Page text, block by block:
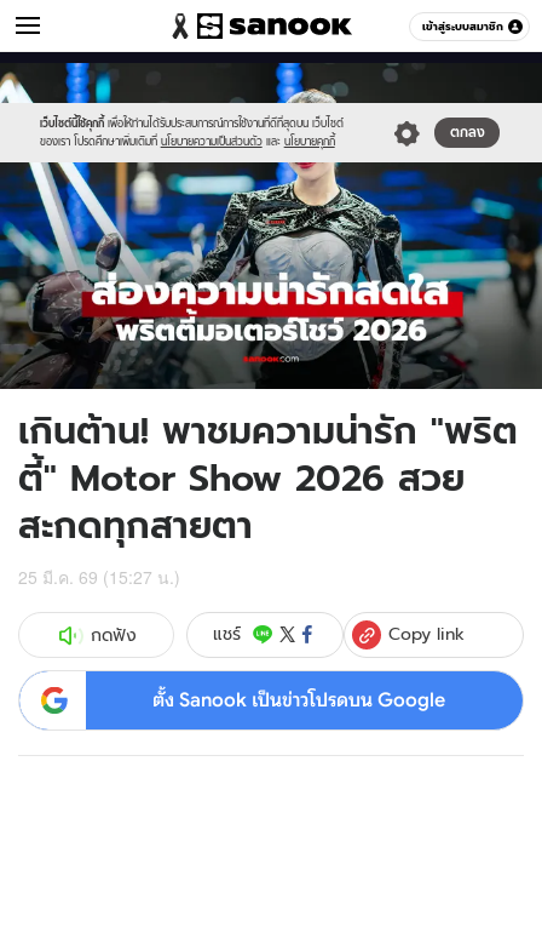
เข้าสู่ระบบสมาชิก
รถยนต์ หมวดอื่นๆ
เว็บไซต์นี้ใช้คุกกี้ เพื่อให้ท่านได้รับประสบการณ์การใช้งานที่ดีที่สุดบน เว็บไซต์
ของเรา โปรดศึกษาเพิ่มเติมที่ นโยบายความเป็นส่วนตัว และ นโยบายคุกกี้
ตกลง
Sanook
//s.isanook.com/sr/0/images/logo-
new-
sanook.png
600
60
//s.isanook.com/au/0/ud/19/98500/pre.jpg
เกินต้าน! พาชมความน่ารัก "พริต
ตี้" Motor Show 2026 สวย
สะกดทุกสายตา
25 มี.ค. 69 (15:27 น.)
กดฟัง แชร์ Copy link
ตั้ง Sanook เป็นข่าวโปรดบน Google